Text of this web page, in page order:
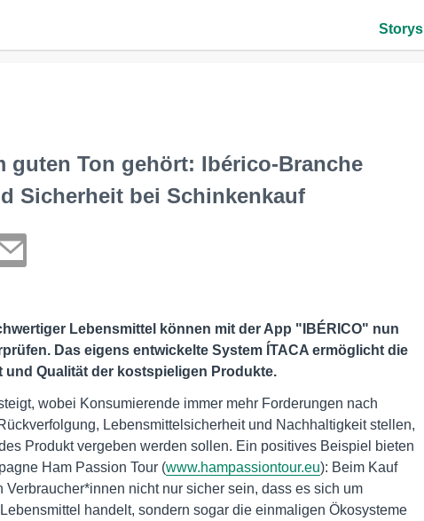
Storys
guten Ton gehört: Ibérico-Branche
Sicherheit bei Schinkenkauf
Lebensmittel können mit der App "IBÉRICO" nun
Das eigens entwickelte System ÍTACA ermöglicht die
Qualität der kostspieligen Produkte.
wobei Konsumierende immer mehr Forderungen nach
Lebensmittelsicherheit und Nachhaltigkeit stellen,
Produkt vergeben werden sollen. Ein positives Beispiel bieten
Ham Passion Tour (www.hampassiontour.eu): Beim Kauf
nicht nur sicher sein, dass es sich um
handelt, sondern sogar die einmaligen Ökosysteme